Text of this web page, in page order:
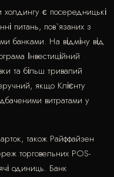
є посередницькі
питань, пов`язаних з
банками. На відміну від
Інвестиційний
та більш тривалий
якщо Клієнту
витратами у
також Райффайзен
торговельних POS-
одиниць. Банк